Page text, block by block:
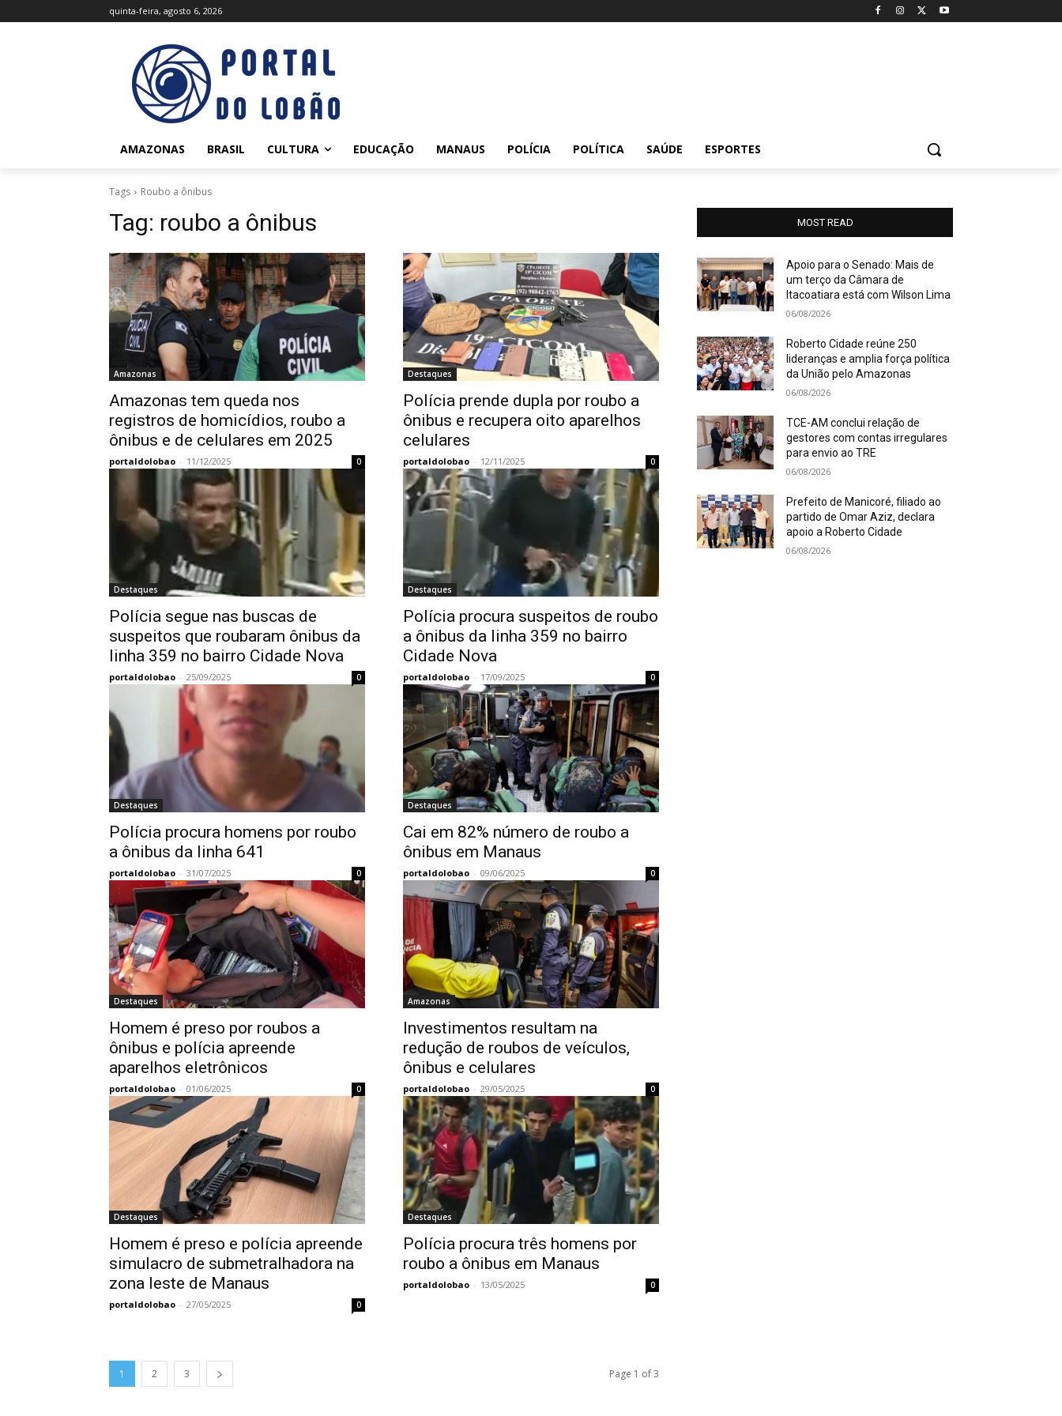
quinta-feira, agosto 6, 2026
AMAZONAS BRASIL CULTURA EDUCAÇÃO MANAUS POLÍCIA POLÍTICA SAÚDE ESPORTES
Tags Roubo a ônibus
Tag: roubo a ônibus
Amazonas
Amazonas tem queda nos
registros de homicídios, roubo a
ônibus e de celulares em 2025
portaldolobao - 11/12/2025 0
Destaques
Polícia prende dupla por roubo a
ônibus e recupera oito aparelhos
celulares
portaldolobao - 12/11/2025 0
Destaques
Polícia segue nas buscas de
suspeitos que roubaram ônibus da
linha 359 no bairro Cidade Nova
portaldolobao - 25/09/2025 0
Destaques
Polícia procura suspeitos de roubo
a ônibus da linha 359 no bairro
Cidade Nova
portaldolobao - 17/09/2025 0
Destaques
Polícia procura homens por roubo
a ônibus da linha 641
portaldolobao - 31/07/2025 0
Destaques
Cai em 82% número de roubo a
ônibus em Manaus
portaldolobao - 09/06/2025 0
Destaques
Homem é preso por roubos a
ônibus e polícia apreende
aparelhos eletrônicos
portaldolobao - 01/06/2025 0
Amazonas
Investimentos resultam na
redução de roubos de veículos,
ônibus e celulares
portaldolobao - 29/05/2025 0
Destaques
Homem é preso e polícia apreende
simulacro de submetralhadora na
zona leste de Manaus
portaldolobao - 27/05/2025 0
Destaques
Polícia procura três homens por
roubo a ônibus em Manaus
portaldolobao - 13/05/2025 0
1 2 3 Page 1 of 3
MOST READ
Apoio para o Senado: Mais de
um terço da Câmara de
Itacoatiara está com Wilson Lima
06/08/2026
Roberto Cidade reúne 250
lideranças e amplia força política
da União pelo Amazonas
06/08/2026
TCE-AM conclui relação de
gestores com contas irregulares
para envio ao TRE
06/08/2026
Prefeito de Manicoré, filiado ao
partido de Omar Aziz, declara
apoio a Roberto Cidade
06/08/2026